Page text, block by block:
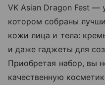
VK Asian Dragon Fest —
котором собраны
кожи лица и тела:
и даже гаджеты для
Приобретая набор, вы
качественную